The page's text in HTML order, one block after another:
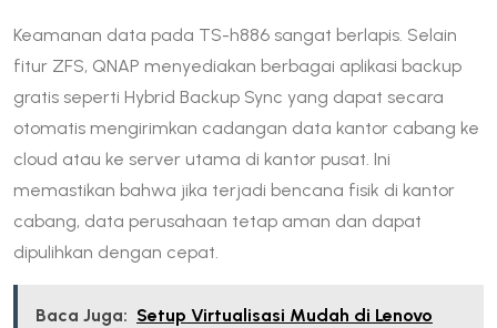
Keamanan data pada TS-h886 sangat berlapis. Selain
fitur ZFS, QNAP menyediakan berbagai aplikasi backup
gratis seperti Hybrid Backup Sync yang dapat secara
otomatis mengirimkan cadangan data kantor cabang ke
cloud atau ke server utama di kantor pusat. Ini
memastikan bahwa jika terjadi bencana fisik di kantor
cabang, data perusahaan tetap aman dan dapat
dipulihkan dengan cepat.
Baca Juga: Setup Virtualisasi Mudah di Lenovo